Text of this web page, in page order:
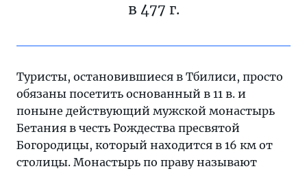
в 477 г.
Туристы, остановившиеся в Тбилиси, просто
обязаны посетить основанный в 11 в. и
поныне действующий мужской монастырь
Бетания в честь Рождества пресвятой
Богородицы, который находится в 16 км от
столицы. Монастырь по праву называют